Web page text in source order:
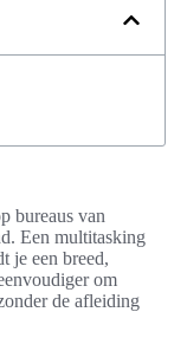
bureaus van
Een multitasking
je een breed,
om
de afleiding